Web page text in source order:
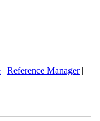
|Reference Manager